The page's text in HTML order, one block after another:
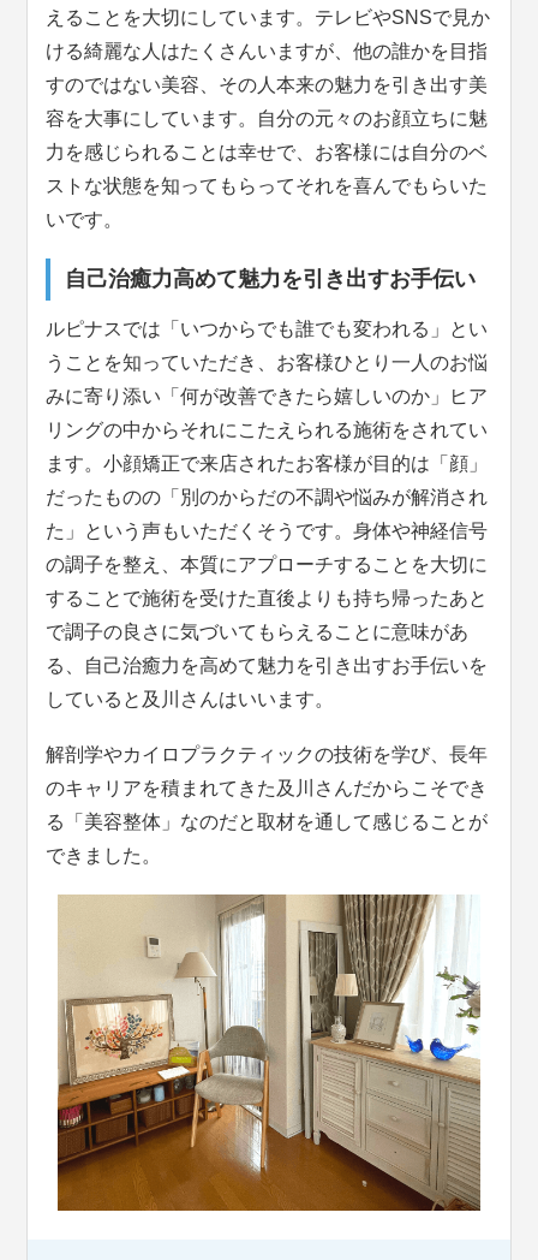
えることを大切にしています。テレビやSNSで見か
ける綺麗な人はたくさんいますが、他の誰かを目指
すのではない美容、その人本来の魅力を引き出す美
容を大事にしています。自分の元々のお顔立ちに魅
力を感じられることは幸せで、お客様には自分のベ
ストな状態を知ってもらってそれを喜んでもらいた
いです。
自己治癒力高めて魅力を引き出すお手伝い
ルピナスでは「いつからでも誰でも変われる」とい
うことを知っていただき、お客様ひとり一人のお悩
みに寄り添い「何が改善できたら嬉しいのか」ヒア
リングの中からそれにこたえられる施術をされてい
ます。小顔矯正で来店されたお客様が目的は「顔」
だったものの「別のからだの不調や悩みが解消され
た」という声もいただくそうです。身体や神経信号
の調子を整え、本質にアプローチすることを大切に
することで施術を受けた直後よりも持ち帰ったあと
で調子の良さに気づいてもらえることに意味があ
る、自己治癒力を高めて魅力を引き出すお手伝いを
していると及川さんはいいます。
解剖学やカイロプラクティックの技術を学び、長年
のキャリアを積まれてきた及川さんだからこそでき
る「美容整体」なのだと取材を通して感じることが
できました。